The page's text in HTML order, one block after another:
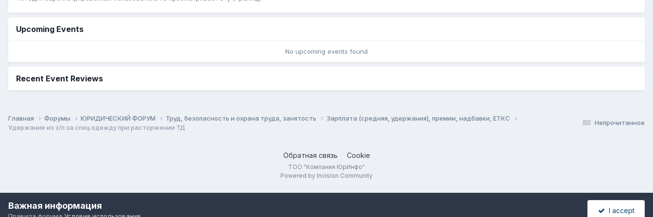
Upcoming Events
No upcoming events found
Recent Event Reviews
Непрочитанное
Главная Форумы ЮРИДИЧЕСКИЙ ФОРУМ Труд, безопасность и охрана труда, занятость
Зарплата (средняя, удержания), премии, надбавки, ЕТКС
Удержание из з/п за спец.одежду при расторжении ТД
Обратная связь Cookie
ТОО "Компания ЮрИнфо"
Powered by Invision Community
Важная информация I accept